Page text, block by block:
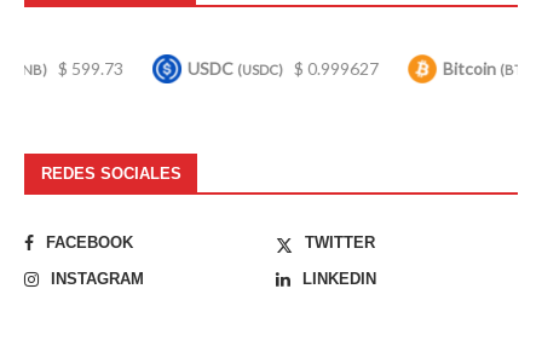
USDC (USDC) $ 0.999627 Bitcoin (BTC) $
REDES SOCIALES
FACEBOOK
TWITTER
INSTAGRAM
LINKEDIN